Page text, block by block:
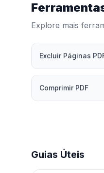
Explore mais
Excluir Páginas
Comprimir PDF
Guias Úteis